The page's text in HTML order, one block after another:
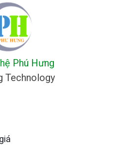
Phú Hưng
Technology